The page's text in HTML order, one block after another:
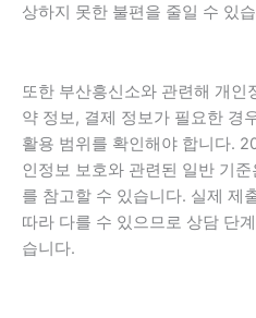
상하지 못한 불편을 줄일 수 있
또한 부산흥신소와 관련해 개인
약 정보, 결제 정보가 필요한 경
활용 범위를 확인해야 합니다.
인정보 보호와 관련된 일반 기준
를 참고할 수 있습니다. 실제 제
따라 다를 수 있으므로 상담 단
습니다.